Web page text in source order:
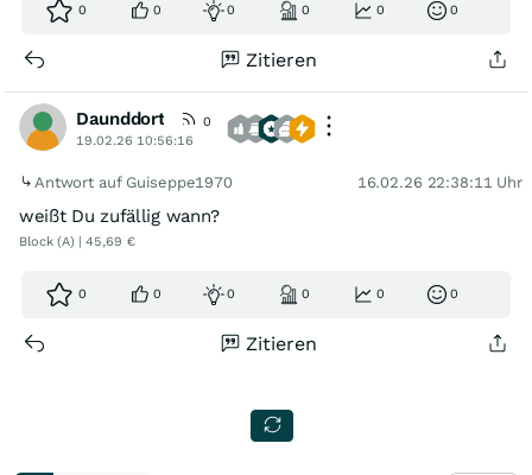
0 0 0 0 0 0
Zitieren
Daunddort
0
19.02.26 10:56:16
Antwort auf Guiseppe1970 16.02.26 22:38:11 Uhr
weißt Du zufällig wann?
Block (A) | 45,69 €
0 0 0 0 0 0
Zitieren